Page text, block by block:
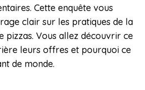
Cette enquête vous
clair sur les pratiques de la
pizzas. Vous allez découvrir ce
leurs offres et pourquoi ce
de monde.